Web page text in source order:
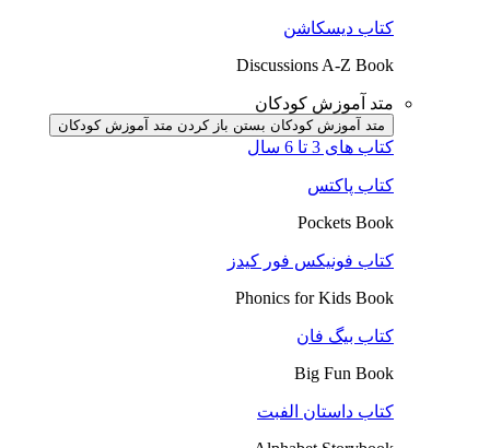
کتاب دیسکاشن
Discussions A-Z Book
متد آموزش کودکان
متد آموزش کودکان بستن باز کردن متد آموزش کودکان
کتاب های 3 تا 6 سال
کتاب پاکتس
Pockets Book
کتاب فونیکس فور کیدز
Phonics for Kids Book
کتاب بیگ فان
Big Fun Book
کتاب داستان الفبت